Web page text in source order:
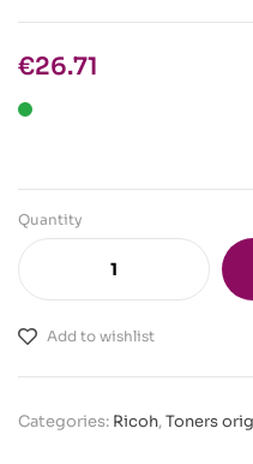
€26.71
Quantity
Add to wishlist
Categories: Ricoh,Toners